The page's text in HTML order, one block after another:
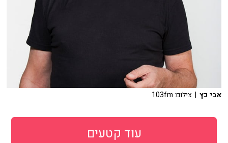
אבי כץ | צילום: 103fm
עוד קטעים